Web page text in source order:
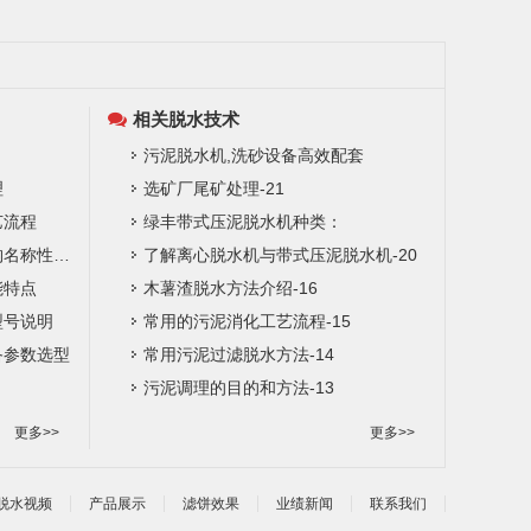
程
点
说明
数选型
更多>>
相关脱水技术
污泥脱水机,洗砂设备高效配套
选矿厂尾矿处理-21
绿丰带式压泥脱水机种类：
了解离心脱水机与带式压泥脱水机-20
木薯渣脱水方法介绍-16
常用的污泥消化工艺流程-15
常用污泥过滤脱水方法-14
污泥调理的目的和方法-13
更多>>
水视频 产品展示 滤饼效果 业绩新闻 联系我们